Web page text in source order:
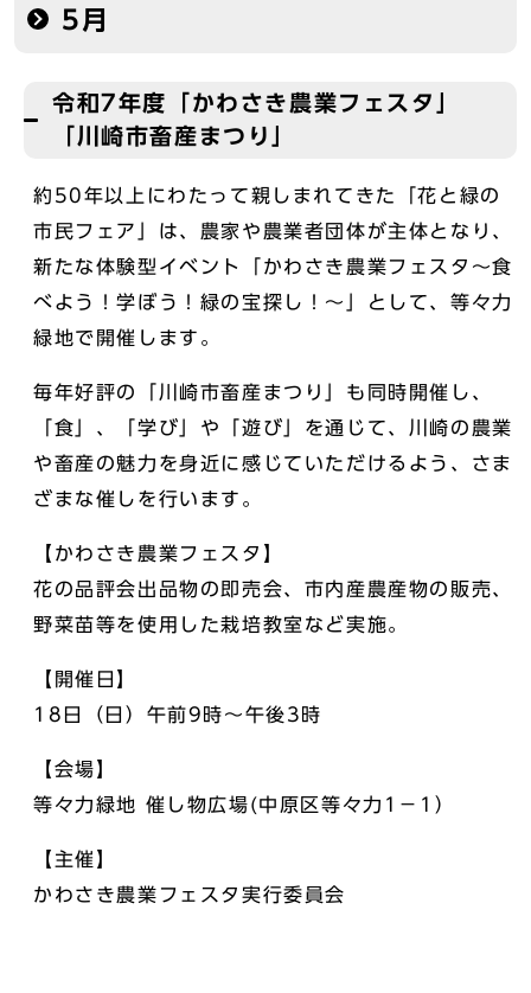
5月
令和7年度「かわさき農業フェスタ」
「川崎市畜産まつり」
約50年以上にわたって親しまれてきた「花と緑の
市民フェア」は、農家や農業者団体が主体となり、
新たな体験型イベント「かわさき農業フェスタ～食
べよう！学ぼう！緑の宝探し！～」として、等々力
緑地で開催します。
毎年好評の「川崎市畜産まつり」も同時開催し、
「食」、「学び」や「遊び」を通じて、川崎の農業
や畜産の魅力を身近に感じていただけるよう、さま
ざまな催しを行います。
【かわさき農業フェスタ】
花の品評会出品物の即売会、市内産農産物の販売、
野菜苗等を使用した栽培教室など実施。
【開催日】
18日（日）午前9時～午後3時
【会場】
等々力緑地 催し物広場(中原区等々力1－1）
【主催】
かわさき農業フェスタ実行委員会